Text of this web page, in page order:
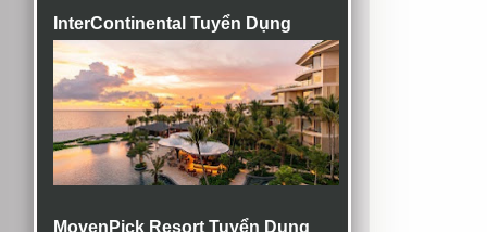
InterContinental Tuyển Dụng
MovenPick Resort Tuyển Dụng